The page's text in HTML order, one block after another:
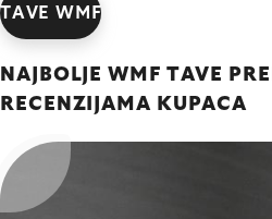
TAVE WMF
NAJBOLJE WMF TAVE
RECENZIJAMA KUPACA